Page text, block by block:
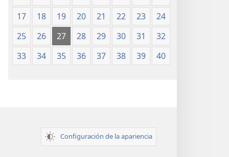
17
18 19 20 21 22 23
24
25
26 27 28 29 30 31
32
33
34 35 36 37 38 39 40
Configuración de la apariencia